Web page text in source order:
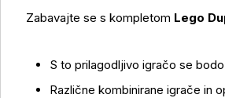
Zabavajte se s kompletom Lego
S to prilagodljivo igračo se
Različne kombinirane igrače in